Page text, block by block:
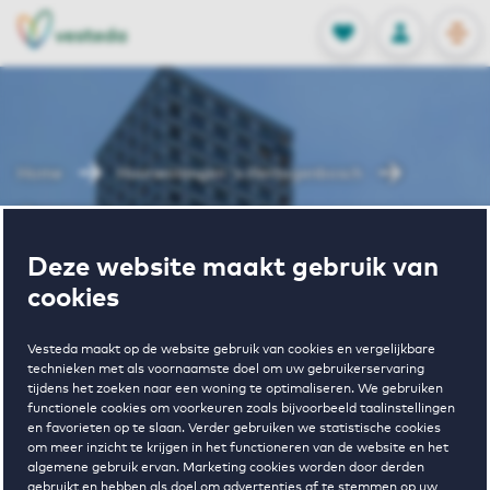
Deze website maakt gebruik van
cookies
Vesteda maakt op de website gebruik van cookies en vergelijkbare
technieken met als voornaamste doel om uw gebruikerservaring
tijdens het zoeken naar een woning te optimaliseren. We gebruiken
functionele cookies om voorkeuren zoals bijvoorbeeld taalinstellingen
en favorieten op te slaan. Verder gebruiken we statistische cookies
om meer inzicht te krijgen in het functioneren van de website en het
algemene gebruik ervan. Marketing cookies worden door derden
FAVORIETEN
Opgeslagen
INLOGGEN
NL
EN
Home Huurwoningen 's Hertogenbosch
Jheronimus
Wonen in
Jheronimus